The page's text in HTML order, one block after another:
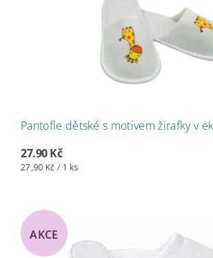
Pantofle dětské s motivem žirafky v
27.90 Kč
27,90 Kč / 1 ks
AKCE